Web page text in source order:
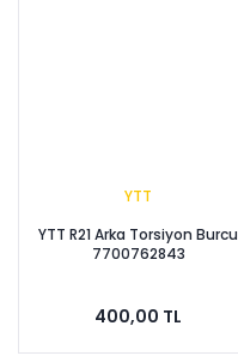
YTT
YTT R21 Arka Torsiyon Burcu
7700762843
400,00 TL